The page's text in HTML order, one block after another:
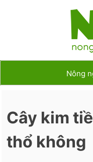
Nông
Cây kim
thổ không